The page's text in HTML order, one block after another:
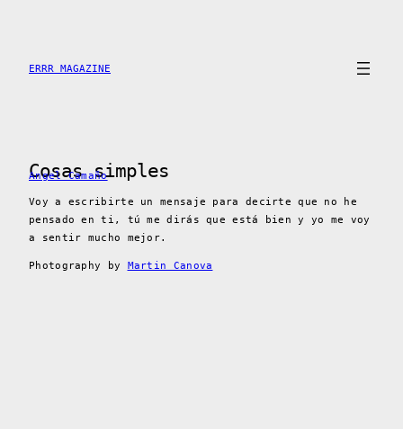
content
ERRR MAGAZINE
Cosas simples
Angel Camaño
Voy a escribirte un mensaje para decirte que no he
pensado en ti, tú me dirás que está bien y yo me voy
a sentir mucho mejor.
Photography by Martin Canova